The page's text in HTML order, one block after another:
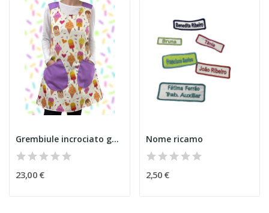
Grembiule incrociato gelato
23,00 €
Nome ricamo
2,50 €